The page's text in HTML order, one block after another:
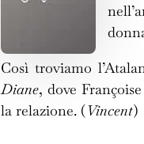
Così troviamo
Diane, dove
la relazione. (Vincent)